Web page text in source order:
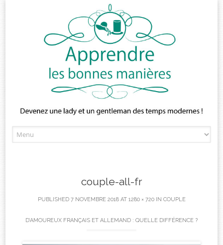
to
couple-all-fr
PUBLISHED 7 NOVEMBRE 2018AT 1280 × 720IN COUPLE
D’AMOUREUX FRANÇAIS ET ALLEMAND : QUELLE DIFFÉRENCE ?